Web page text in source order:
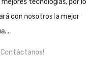
con nosotros la mejor